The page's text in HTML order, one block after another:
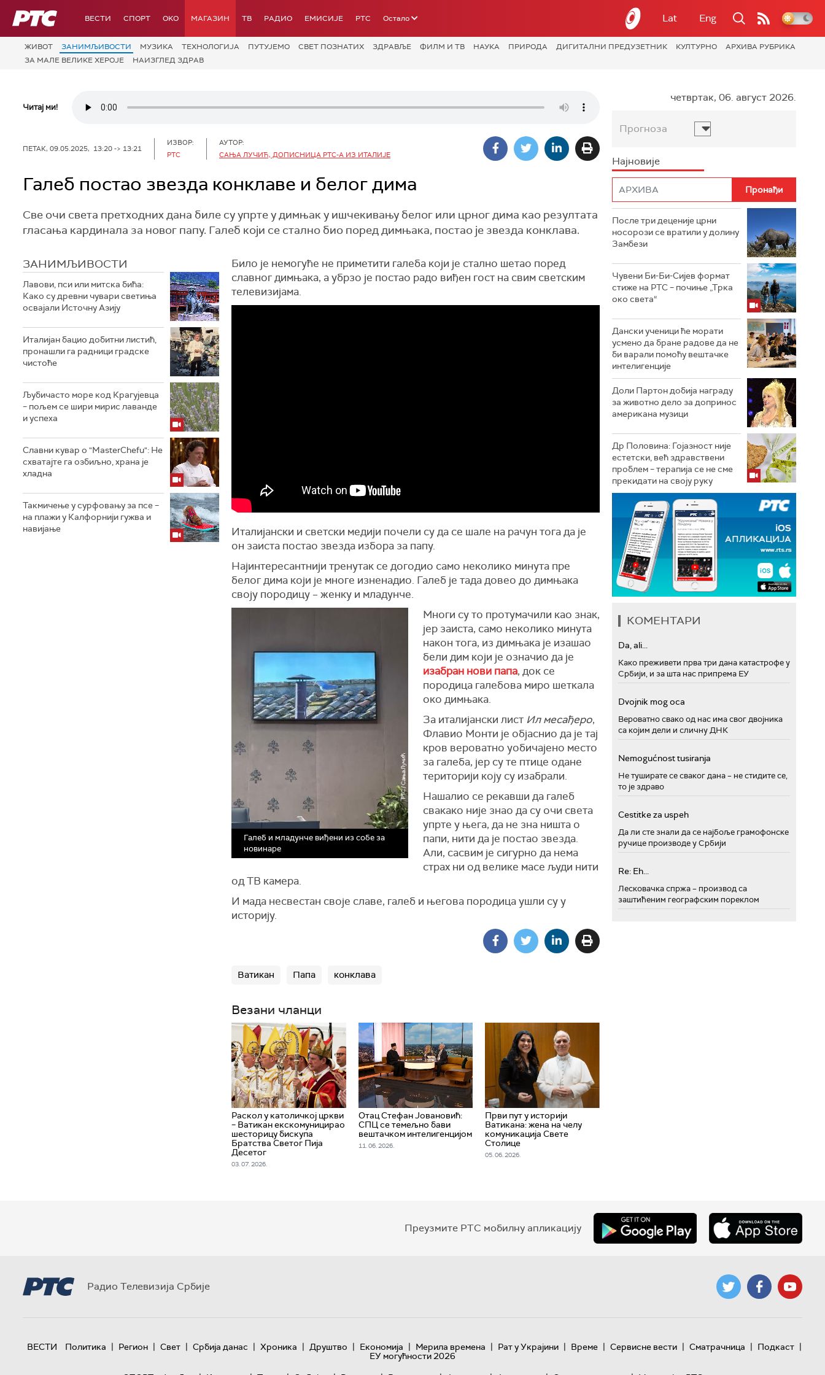
РТС ВЕСТИ СПОРТ OKO МАГАЗИН ТВ РАДИО ЕМИСИЈЕ РТС Остало Lat Eng
ЖИВОТ ЗАНИМЉИВОСТИ МУЗИКА ТЕХНОЛОГИЈA ПУТУЈЕМО СВЕТ ПОЗНАТИХ ЗДРАВЉЕ ФИЛМ И ТВ НАУКА ПРИРОДА ДИГИТАЛНИ ПРЕДУЗЕТНИК КУЛТУРНО
АРХИВА РУБРИКА
ЗА МАЛЕ ВЕЛИКЕ ХЕРОЈЕ
НАИЗГЛЕД ЗДРАВ
Читај ми!
ПЕТАК, 09.05.2025, 13:20 -> 13:21
ИЗВОР:
РТС
АУТОР:
САЊА ЛУЧИЋ, ДОПИСНИЦА РТС-А ИЗ ИТАЛИЈЕ
Галеб постао звезда конклаве и белог дима
Све очи света претходних дана биле су упрте у димњак у ишчекивању белог или црног дима као резултата
гласања кардинала за новог папу. Галеб који се стално био поред димњака, постао је звезда конклава.
ЗАНИМЉИВОСТИ
Лавови, пси или митска бића:
Како су древни чувари светиња
освајали Источну Азију
Италијан бацио добитни листић,
пронашли га радници градске
чистоће
Љубичасто море код Крагујевца
– пољем се шири мирис лаванде
и успеха
Славни кувар о "MasterChefu": Не
схватајте га озбиљно, храна је
хладна
Такмичење у сурфовању за псе –
на плажи у Калфорнији гужва и
навијање
Било је немогуће не приметити галеба који је стално шетао поред
славног димњака, а убрзо је постао радо виђен гост на свим светским
телевизијама.
Италијански и светски медији почели су да се шале на рачун тога да је
он заиста постао звезда избора за папу.
Најинтересантнији тренутак се догодио само неколико минута пре
белог дима који је многе изненадио. Галеб је тада довео до димњака
своју породицу – женку и младунче.
Галеб и младунче виђени из собе за
новинаре
Многи су то протумачили као знак,
јер заиста, само неколико минута
након тога, из димњака је изашао
бели дим који је означио да је
изабран нови папа, док се
породица галебова миро шеткала
око димњака.
За италијански лист Ил месађеро,
Флавио Монти је објаснио да је тај
кров вероватно уобичајено место
за галеба, јер су те птице одане
територији коју су изабрали.
Нашалио се рекавши да галеб
свакако није знао да су очи света
упрте у њега, да не зна ништа о
папи, нити да је постао звезда.
Али, сасвим је сигурно да нема
страх ни од велике масе људи нити
од ТВ камера.
И мада несвестан своје славе, галеб и његова породица ушли су у
историју.
Ватикан Папа конклава
Везани чланци
Раскол у католичкој цркви
– Ватикан екскомуницирао
шесторицу бискупа
Братства Светог Пија
Десетог
03. 07. 2026.
Отац Стефан Јовановић:
СПЦ се темељно бави
вештачком интелигенцијом
11. 06. 2026.
Први пут у историји
Ватикана: жена на челу
комуникација Свете
Столице
05. 06. 2026.
четвртак, 06. август 2026.
Прогноза
Најновије
После три деценије црни
носорози се вратили у долину
Замбези
Чувени Би-Би-Сијев формат
стиже на РТС – почиње „Трка
око света“
Дански ученици ће морати
усмено да бране радове да не
би варали помоћу вештачке
интелигенције
Доли Партон добија награду
за животно дело за допринос
американа музици
Др Половина: Гојазност није
естетски, већ здравствени
проблем – терапија се не сме
прекидати на своју руку
КОМЕНТАРИ
Da, ali...
Како преживети прва три дана катастрофе у
Србији, и за шта нас припрема ЕУ
Dvojnik mog oca
Вероватно свако од нас има свог двојника
са којим дели и сличну ДНК
Nemogućnost tusiranja
Не туширате се сваког дана – не стидите се,
то је здраво
Cestitke za uspeh
Да ли сте знали да се најбоље грамофонске
ручице производе у Србији
Re: Eh...
Лесковачка спржа – производ са
заштићеним географским пореклом
Преузмите РТС мобилну апликацију
Радио Телевизија Србије
ВЕСТИ Политика | Регион | Свет | Србија данас | Хроника | Друштво | Економија | Мерила времена | Рат у Украјини | Време | Сервисне вести | Сматрачница | Подкаст |
ЕУ могућности 2026